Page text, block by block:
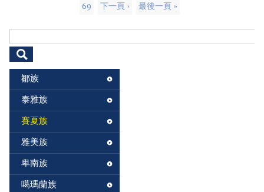
69
下一頁 › 最後一頁 »
搜尋表單
鄒族
泰雅族
賽夏族
雅美族
卑南族
噶瑪蘭族